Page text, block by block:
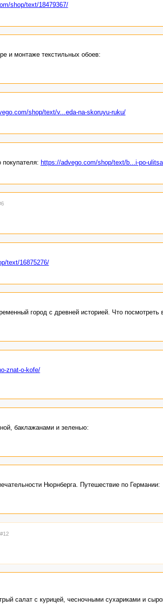
shop/text/18479367/
и монтаже текстильных обоев:
shop/text/v...eda-na-skoruyu-ruku/
https://advego.com/shop/text/b...i-po-
text/16875276/
город с древней историей. Что
znat-o-kofe/
баклажанами и зеленью:
Нюрнберга. Путешествие по Германии:
салат с курицей, чесночными сухариками и